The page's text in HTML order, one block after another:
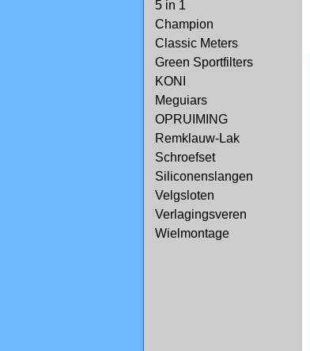
5 in 1
Champion
Classic Meters
Green Sportfilters
KONI
Meguiars
OPRUIMING
Remklauw-Lak
Schroefset
Siliconenslangen
Velgsloten
Verlagingsveren
Wielmontage